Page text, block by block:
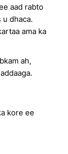
aad rabto
dhaca.
ama ka
ah,
kore ee